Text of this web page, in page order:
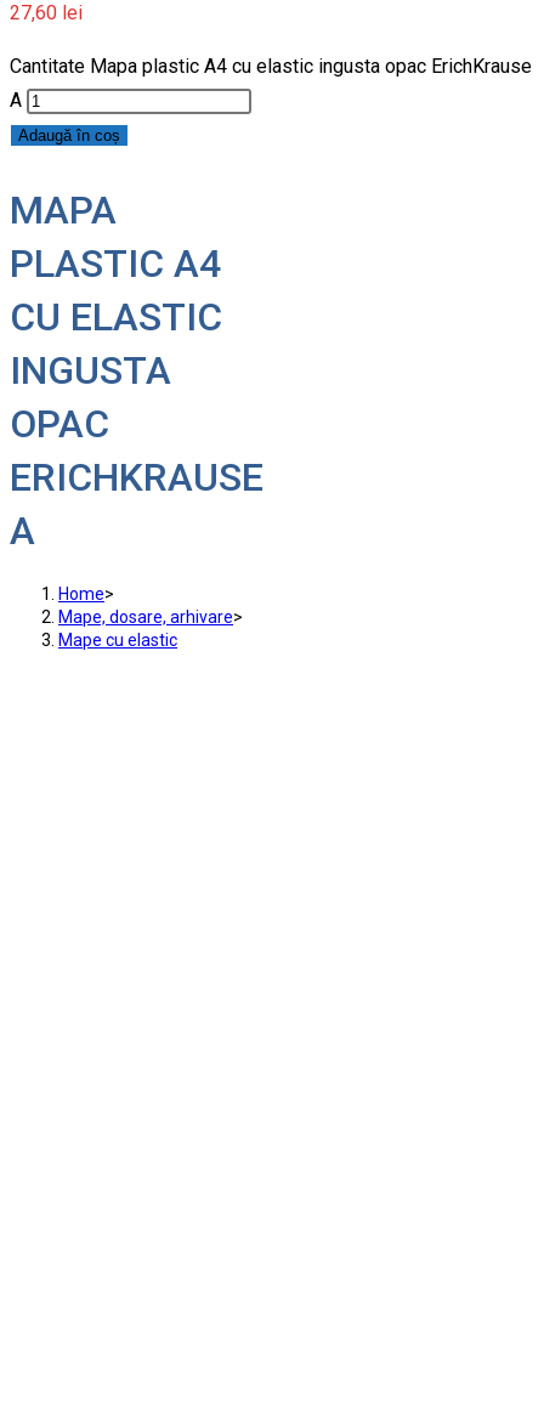
27,60 lei
Cantitate Mapa plastic A4 cu elastic ingusta opac ErichKrause
A
Adaugă în coș
MAPA
PLASTIC A4
CU ELASTIC
INGUSTA
OPAC
ERICHKRAUSE
A
Home>
Mape, dosare, arhivare>
Mape cu elastic